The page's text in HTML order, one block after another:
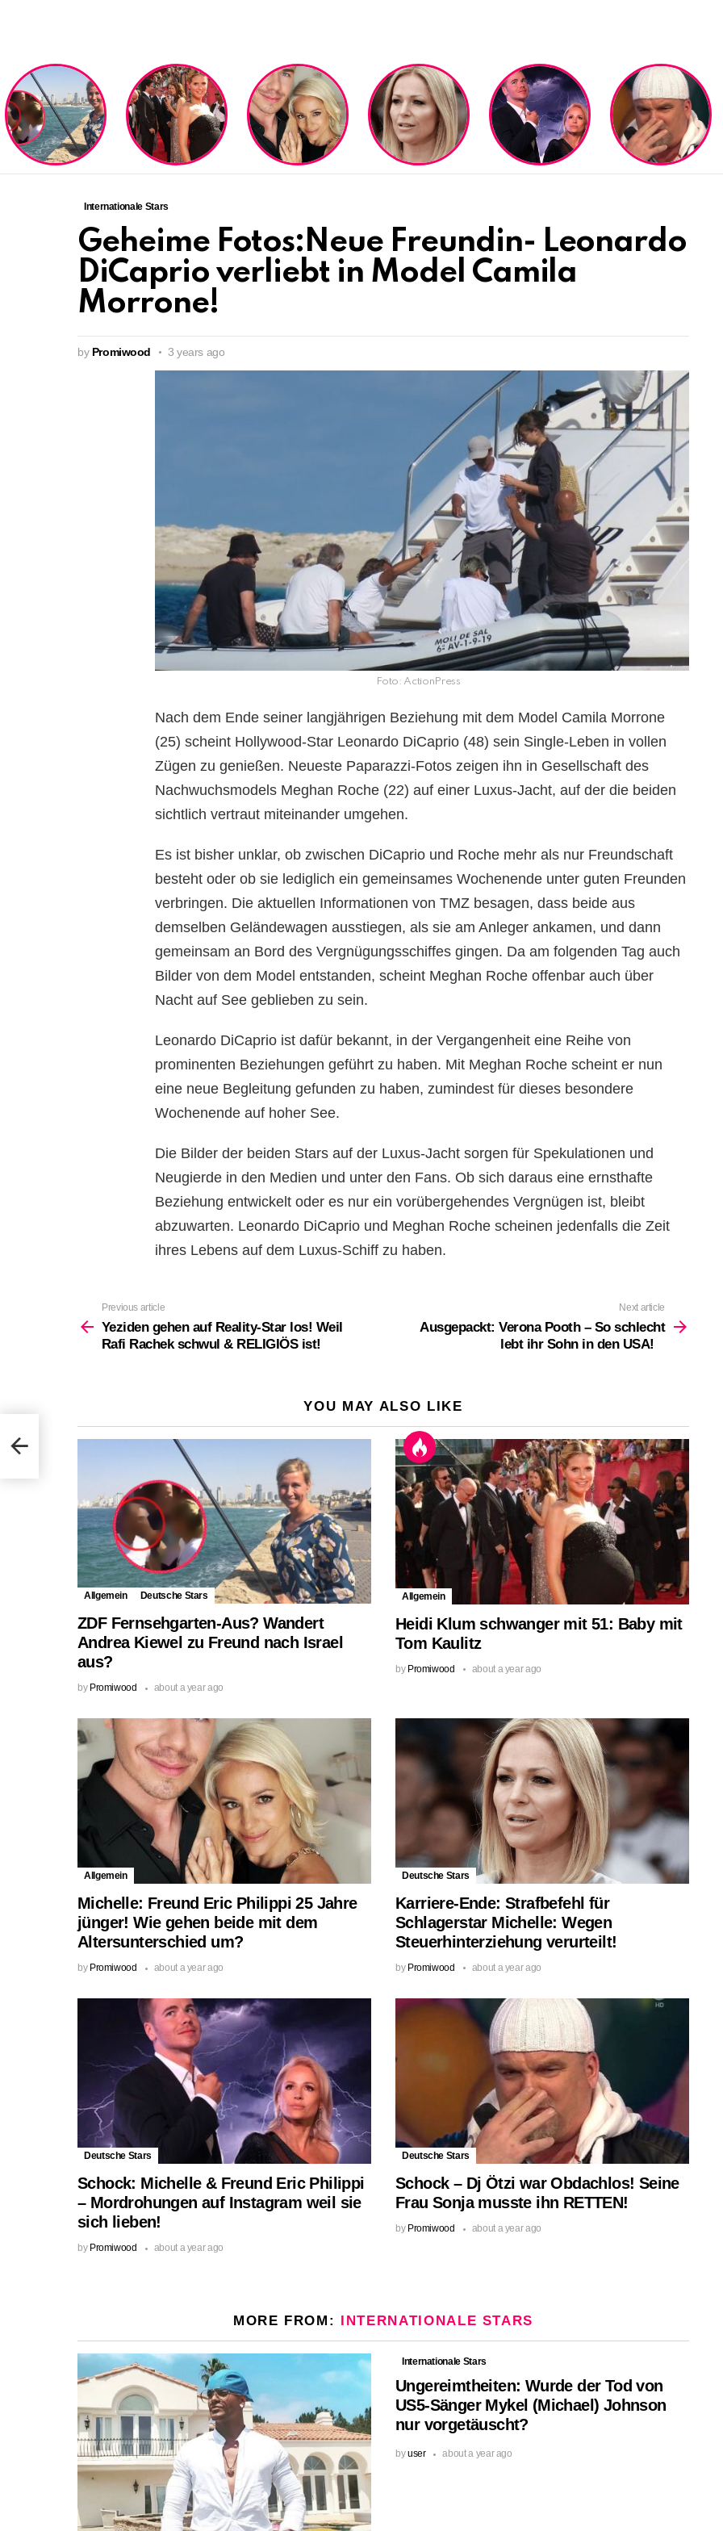
LATEST
STORIES
Internationale Stars
Geheime Fotos:Neue Freundin- Leonardo
DiCaprio verliebt in Model Camila
Morrone!
by Promiwood 3 years ago
Foto: ActionPress
Nach dem Ende seiner langjährigen Beziehung mit dem Model Camila Morrone
(25) scheint Hollywood-Star Leonardo DiCaprio (48) sein Single-Leben in vollen
Zügen zu genießen. Neueste Paparazzi-Fotos zeigen ihn in Gesellschaft des
Nachwuchsmodels Meghan Roche (22) auf einer Luxus-Jacht, auf der die beiden
sichtlich vertraut miteinander umgehen.
Es ist bisher unklar, ob zwischen DiCaprio und Roche mehr als nur Freundschaft
besteht oder ob sie lediglich ein gemeinsames Wochenende unter guten Freunden
verbringen. Die aktuellen Informationen von TMZ besagen, dass beide aus
demselben Geländewagen ausstiegen, als sie am Anleger ankamen, und dann
gemeinsam an Bord des Vergnügungsschiffes gingen. Da am folgenden Tag auch
Bilder von dem Model entstanden, scheint Meghan Roche offenbar auch über
Nacht auf See geblieben zu sein.
Leonardo DiCaprio ist dafür bekannt, in der Vergangenheit eine Reihe von
prominenten Beziehungen geführt zu haben. Mit Meghan Roche scheint er nun
eine neue Begleitung gefunden zu haben, zumindest für dieses besondere
Wochenende auf hoher See.
Die Bilder der beiden Stars auf der Luxus-Jacht sorgen für Spekulationen und
Neugierde in den Medien und unter den Fans. Ob sich daraus eine ernsthafte
Beziehung entwickelt oder es nur ein vorübergehendes Vergnügen ist, bleibt
abzuwarten. Leonardo DiCaprio und Meghan Roche scheinen jedenfalls die Zeit
ihres Lebens auf dem Luxus-Schiff zu haben.
more
Previous article
Yeziden gehen auf Reality-Star los! Weil
Rafi Rachek schwul & RELIGIÖS ist!
Next article
Ausgepackt: Verona Pooth – So schlecht
lebt ihr Sohn in den USA!
YOU MAY ALSO LIKE
Allgemein Deutsche Stars
ZDF Fernsehgarten-Aus? Wandert
Andrea Kiewel zu Freund nach Israel
aus?
by Promiwood about a year ago
Allgemein
Heidi Klum schwanger mit 51: Baby mit
Tom Kaulitz
by Promiwood about a year ago
Allgemein
Michelle: Freund Eric Philippi 25 Jahre
jünger! Wie gehen beide mit dem
Altersunterschied um?
by Promiwood about a year ago
Deutsche Stars
Karriere-Ende: Strafbefehl für
Schlagerstar Michelle: Wegen
Steuerhinterziehung verurteilt!
by Promiwood about a year ago
Deutsche Stars
Schock: Michelle & Freund Eric Philippi
– Mordrohungen auf Instagram weil sie
sich lieben!
by Promiwood about a year ago
Deutsche Stars
Schock – Dj Ötzi war Obdachlos! Seine
Frau Sonja musste ihn RETTEN!
by Promiwood about a year ago
MORE FROM: INTERNATIONALE STARS
Internationale Stars
Ungereimtheiten: Wurde der Tod von
US5-Sänger Mykel (Michael) Johnson
nur vorgetäuscht?
byuser about a year ago